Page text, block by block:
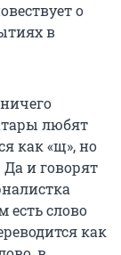
о
в
любят
как «щ», но
Да и говорят
есть слово
как